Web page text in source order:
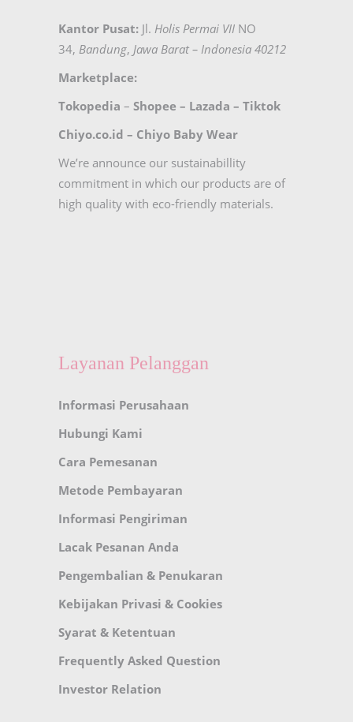
Kantor Pusat: Jl. Holis Permai VII NO
34, Bandung, Jawa Barat – Indonesia 40212
Marketplace:
Tokopedia – Shopee – Lazada – Tiktok
Chiyo.co.id – Chiyo Baby Wear
We’re announce our sustainabillity
commitment in which our products are of
high quality with eco-friendly materials.
Layanan Pelanggan
Informasi Perusahaan
Hubungi Kami
Cara Pemesanan
Metode Pembayaran
Informasi Pengiriman
Lacak Pesanan Anda
Pengembalian & Penukaran
Kebijakan Privasi & Cookies
Syarat & Ketentuan
Frequently Asked Question
Investor Relation